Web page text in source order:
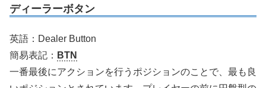
ディーラーボタン
英語：Dealer Button
簡易表記： BTN
一番最後にアクションを行うポジションのことで、最も良